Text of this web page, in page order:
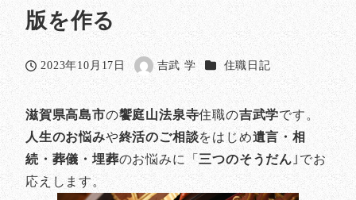
版を作る
投稿日
2023年10月17日
著
者
吉武 学 カテゴリー
住職日記
滋賀県高島市の饗庭山法泉寺住職の吉武学です。
人生のお悩みや終活のご相談をはじめ遺言・相
続・葬儀・埋葬のお悩みに「 三つのそうだん ｣でお
応えします。